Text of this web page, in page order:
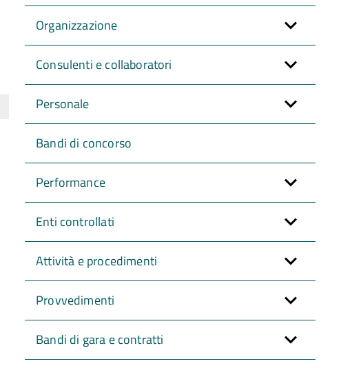
Organizzazione
Consulenti e collaboratori
Personale
Bandi di concorso
Performance
Enti controllati
Attività e procedimenti
Provvedimenti
Bandi di gara e contratti